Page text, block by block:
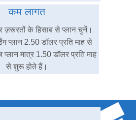
कम लागत
के हिसाब से प्लान चुनें।
प्लान 2.50 डॉलर प्रति माह से
मात्र 1.50 डॉलर प्रति माह
से शुरू होते हैं।